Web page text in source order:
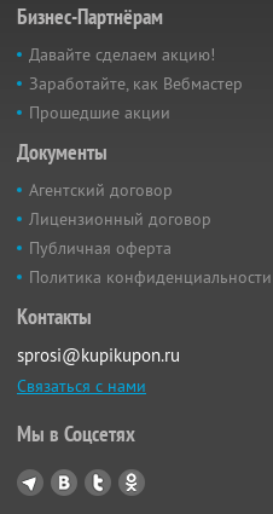
Бизнес-Партнёрам
Давайте сделаем акцию!
Заработайте, как Вебмастер
Прошедшие акции
Документы
Агентский договор
Лицензионный договор
Публичная оферта
Политика конфиденциальности
Контакты
sprosi@kupikupon.ru
Связаться с нами
Мы в Соцсетях